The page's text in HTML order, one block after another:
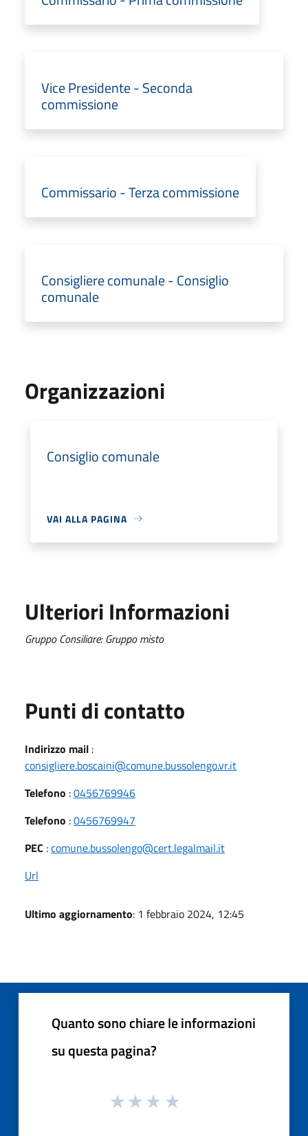
Vice Presidente - Seconda
commissione
Commissario - Terza commissione
Consigliere comunale - Consiglio
comunale
Organizzazioni
Consiglio comunale
VAI ALLA PAGINA
Ulteriori Informazioni
Gruppo Consiliare: Gruppo misto
Punti di contatto
Indirizzo mail :
consigliere.boscaini@comune.bussolengo.vr.it
Telefono :0456769946
Telefono :0456769947
PEC :comune.bussolengo@cert.legalmail.it
Url
Ultimo aggiornamento: 1 febbraio 2024, 12:45
Quanto sono chiare le informazioni
su questa pagina?